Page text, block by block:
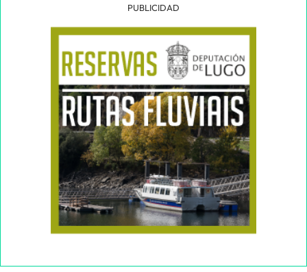
PUBLICIDAD